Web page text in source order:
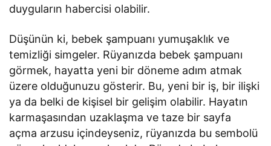
duyguların habercisi olabilir.
Düşünün ki, bebek şampuanı yumuşaklık ve
temizliği simgeler. Rüyanızda bebek şampuanı
görmek, hayatta yeni bir döneme adım atmak
üzere olduğunuzu gösterir. Bu, yeni bir iş, bir ilişki
ya da belki de kişisel bir gelişim olabilir. Hayatın
karmaşasından uzaklaşma ve taze bir sayfa
açma arzusu içindeyseniz, rüyanızda bu sembolü